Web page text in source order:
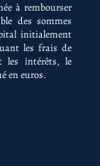
à rembourser
des sommes
initialement
les frais de
les intérêts, le
en euros.